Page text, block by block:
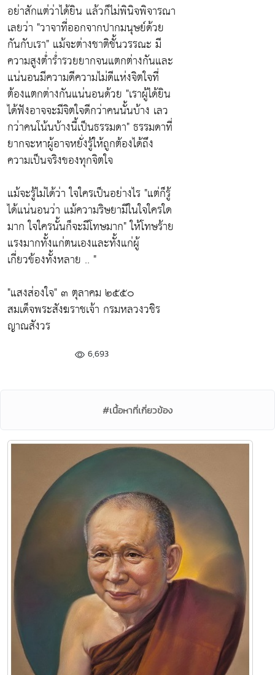
อย่าสักแต่ว่าได้ยิน แล้วก็ไม่พินิจพิจารณา
เลยว่า "วาจาที่ออกจากปากมนุษย์ด้วย
กันกับเรา" แม้จะต่างชาติชั้นวรรณะ มี
ความสูงต่ำร่ำรวยยากจนแตกต่างกันและ
แน่นอนมีความดีความไม่ดีแห่งจิตใจที่
ต้องแตกต่างกันแน่นอนด้วย "เราผู้ได้ยิน
ได้ฟังอาจจะมีจิตใจดีกว่าคนนั้นบ้าง เลว
กว่าคนโน้นบ้างนี้เป็นธรรมดา"ธรรมดาที่
ยากจะหาผู้อาจหยั่งรู้ให้ถูกต้องได้ถึง
ความเป็นจริงของทุกจิตใจ
แม้จะรู้ไม่ได้ว่า ใจใครเป็นอย่างไร "แต่ก็รู้
ได้แน่นอนว่า แม้ความริษยามีในใจใครใด
มาก ใจใครนั้นก็จะมีโทษมาก"ให้โทษร้าย
แรงมากทั้งแก่ตนเองและทั้งแก่ผู้
เกี่ยวข้องทั้งหลาย .. "
"แสงส่องใจ" ๓ ตุลาคม ๒๕๕๐
สมเด็จพระสังฆราชเจ้า กรมหลวงวชิร
ญาณสังวร
6,693
#เนื้อหาที่เกี่ยวข้อง